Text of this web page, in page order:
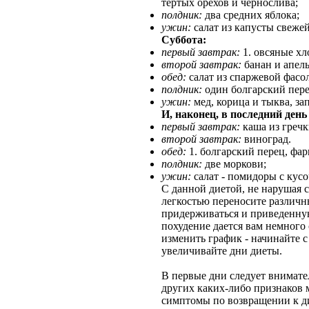
тертых орехов и чернослива;
полдник: два средних яблока;
ужин: салат из капусты
Суббота:
первый завтрак: 1. овсяные
второй завтрак: банан и
обед: салат из спаржевой
полдник: один болгарский
ужин: мед, корица и тыква,
И, наконец, в последний день
первый завтрак: каша из
второй завтрак: виноград.
обед: 1. болгарский перец,
полдник: две моркови;
ужин: салат - помидоры с
С данной диетой, не нарушая
легкостью переносите
придерживаться и
похудение дается вам
изменить график - начинайте
увеличивайте дни диеты.
В первые дни следует
других каких-либо признаков
симптомы по возвращении к